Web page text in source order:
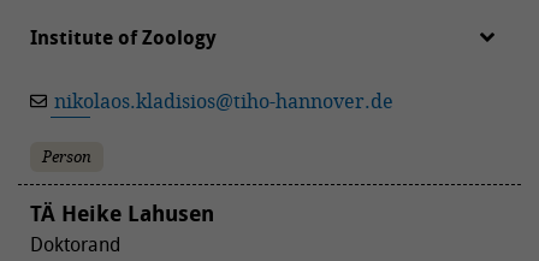
Institute of Zoology
nikolaos.kladisios@tiho-hannover.de
Person
TÄ Heike Lahusen
Doktorand